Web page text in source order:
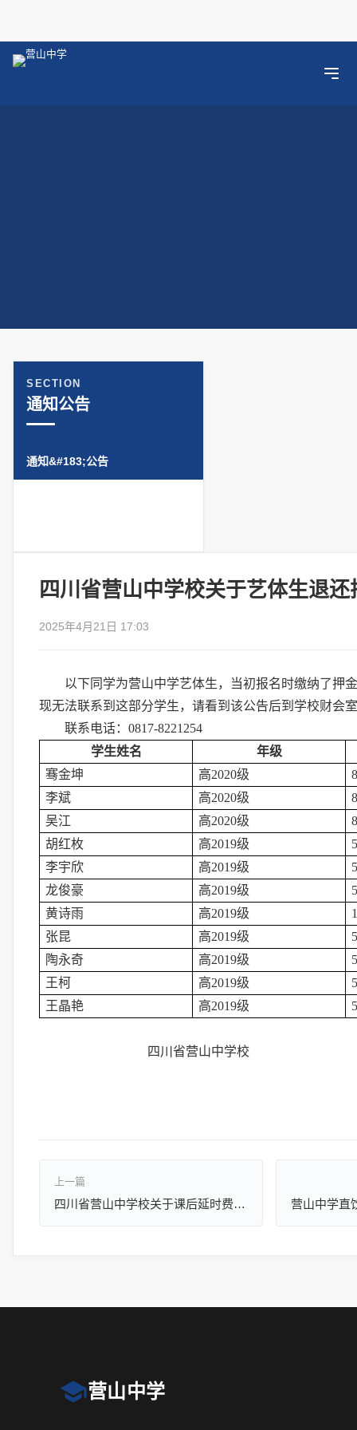
SECTION
通知公告
通知&#183;公告
四川省营山中学校关于艺体生退
2025年4月21日 17:03
以下同学为营山中学艺体生，当初报名时缴纳了押
现无法联系到这部分学生，请看到该公告后到学校财会
联系电话： 0817-8221254
学生姓名
年级
骞金坤
高2020级
李斌
高2020级
吴江
高2020级
胡红枚
高2019级
李宇欣
高2019级
龙俊豪
高2019级
黄诗雨
高2019级
张昆
高2019级
陶永奇
高2019级
王柯
高2019级
王晶艳
高2019级
四川省营山中
上一篇
四川省营山中学校关于课后延时费退还公告
营山中学